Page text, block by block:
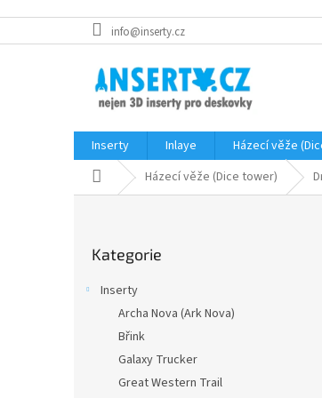
na
info@inserty.cz
Inserty Inlaye Házecí věže
Domů Házecí věže (Dice tower)
kategorie
Kategorie
Inserty
Archa Nova (Ark Nova)
Břink
Galaxy Trucker
Great Western Trail